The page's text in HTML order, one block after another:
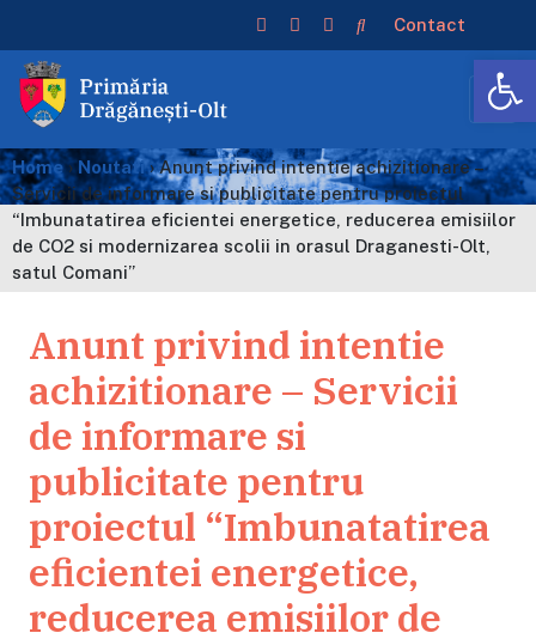
Home›Noutati›Anunt privind intentie achizitionare –
Servicii de informare si publicitate pentru proiectul
“Imbunatatirea eficientei energetice, reducerea emisiilor
de CO2 si modernizarea scolii in orasul Draganesti-Olt,
satul Comani”
Contact
Anunt privind intentie
achizitionare – Servicii
de informare si
publicitate pentru
proiectul “Imbunatatirea
eficientei energetice,
reducerea emisiilor de